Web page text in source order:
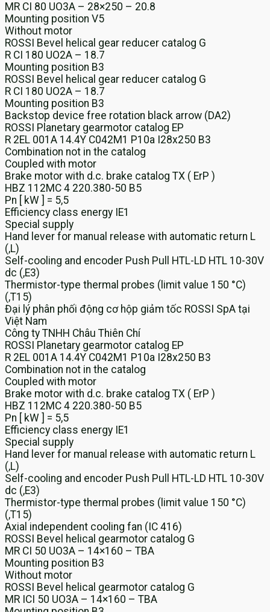
MR CI 80 UO3A – 28×250 – 20.8
Mounting position V5
Without motor
ROSSI Bevel helical gear reducer catalog G
R CI 180 UO2A – 18.7
Mounting position B3
ROSSI Bevel helical gear reducer catalog G
R CI 180 UO2A – 18.7
Mounting position B3
Backstop device free rotation black arrow (DA2)
ROSSI Planetary gearmotor catalog EP
R 2EL 001A 14.4Y C042M1 P10a I28x250 B3
Combination not in the catalog
Coupled with motor
Brake motor with d.c. brake catalog TX ( ErP )
HBZ 112MC 4 220.380-50 B5
Pn [ kW ] = 5,5
Efficiency class energy IE1
Special supply
Hand lever for manual release with automatic return L
(,L)
Self-cooling and encoder Push Pull HTL-LD HTL 10-30V
dc (,E3)
Thermistor-type thermal probes (limit value 150 °C)
(,T15)
Đại lý phân phối động cơ hộp giảm tốc ROSSI SpA tại
Việt Nam
Công ty TNHH Châu Thiên Chí
ROSSI Planetary gearmotor catalog EP
R 2EL 001A 14.4Y C042M1 P10a I28x250 B3
Combination not in the catalog
Coupled with motor
Brake motor with d.c. brake catalog TX ( ErP )
HBZ 112MC 4 220.380-50 B5
Pn [ kW ] = 5,5
Efficiency class energy IE1
Special supply
Hand lever for manual release with automatic return L
(,L)
Self-cooling and encoder Push Pull HTL-LD HTL 10-30V
dc (,E3)
Thermistor-type thermal probes (limit value 150 °C)
(,T15)
Axial independent cooling fan (IC 416)
ROSSI Bevel helical gearmotor catalog G
MR CI 50 UO3A – 14×160 – TBA
Mounting position B3
Without motor
ROSSI Bevel helical gearmotor catalog G
MR ICI 50 UO3A – 14×160 – TBA